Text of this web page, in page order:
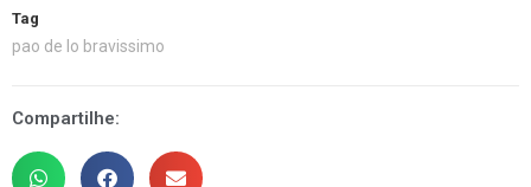
Tag
pao de lo bravissimo
Compartilhe: